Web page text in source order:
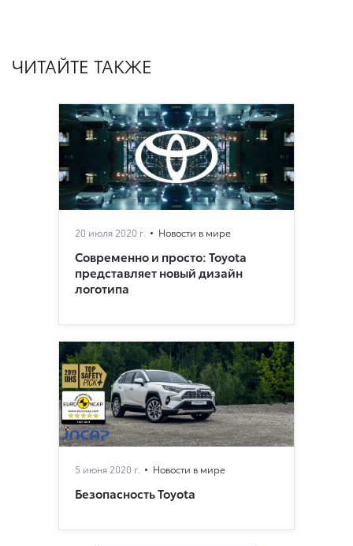
ЧИТАЙТЕ ТАКЖЕ
20 июля 2020 г. Новости в мире
Современно и просто: Toyota
представляет новый дизайн
логотипа
5 июня 2020 г. Новости в мире
Безопасность Toyota